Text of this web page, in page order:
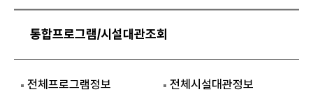
통합프로그램/시설대관조회
전체프로그램정보 전체시설대관정보